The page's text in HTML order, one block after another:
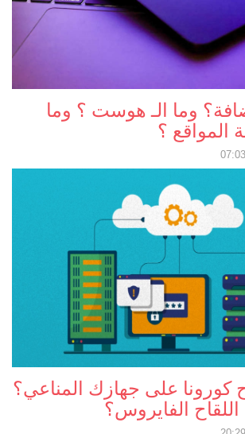
وما الـ هوست ؟ وما
المواقع ؟
كورونا على جهازك المناعي؟
الفايروس؟